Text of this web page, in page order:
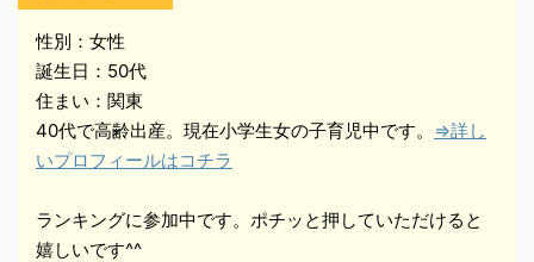
性別：女性
誕生日：50代
住まい：関東
40代で高齢出産。現在小学生女の子育児中です。 ⇒詳し
いプロフィールはコチラ
ランキングに参加中です。ポチッと押していただけると
嬉しいです^^